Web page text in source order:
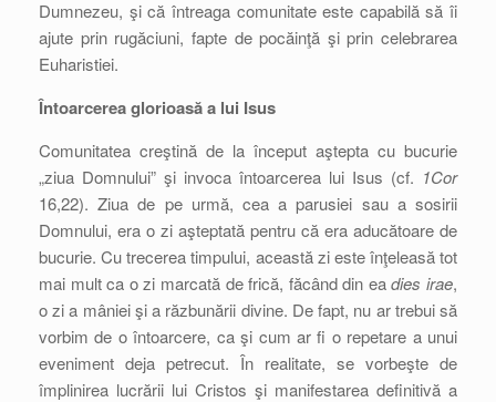
Dumnezeu, şi că întreaga comunitate este capabilă să îi
ajute prin rugăciuni, fapte de pocăinţă şi prin celebrarea
Euharistiei.
Întoarcerea glorioasă a lui Isus
Comunitatea creştină de la început aştepta cu bucurie
„ziua Domnului” şi invoca întoarcerea lui Isus (cf. 1Cor
16,22). Ziua de pe urmă, cea a parusiei sau a sosirii
Domnului, era o zi aşteptată pentru că era aducătoare de
bucurie. Cu trecerea timpului, această zi este înţeleasă tot
mai mult ca o zi marcată de frică, făcând din eadies irae,
o zi a mâniei şi a răzbunării divine. De fapt, nu ar trebui să
vorbim de o întoarcere, ca şi cum ar fi o repetare a unui
eveniment deja petrecut. În realitate, se vorbeşte de
împlinirea lucrării lui Cristos şi manifestarea definitivă a